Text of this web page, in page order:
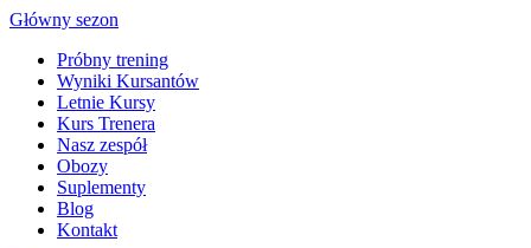
Skip
content
Główny sezon
Próbny trening
Wyniki Kursantów
Letnie Kursy
Kurs Trenera
Nasz zespół
Obozy
Suplementy
Blog
Kontakt